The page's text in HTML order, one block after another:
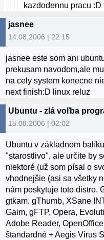
kazdodennu pracu
jasnee
14.08.2006 | 22:15
jasnee este som ani
prekusam navodom,ale
na cely system konecne
next finish:D linux reluz
Ubuntu - zlá voľba
15.08.2006 | 02:02
Ubuntu v základnom
"starostlivo", ale určite by
niektoré (už som písal o
vhodnejšie (asi sa všetky
nám poskytuje toto distro.
gtkam, gThumb, XSane
Gaim, gFTP, Opera,
Adobe Reader,
štandardné + Aegis Virus